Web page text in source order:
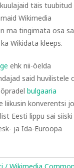
täis
Wikimedia
ma tingimata osa
Wikidata kleeps.
ehk nii-öelda
said huvilistele
bulgaaria
liikusin konverentsi
Eesti lippu sai siiski
ja Ida-Euroopa